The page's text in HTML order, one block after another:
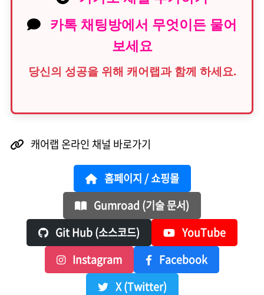
카톡 채팅방에서 무엇이든 물어
보세요
당신의 성공을 위해 캐어랩과 함께 하세요.
캐어랩 온라인 채널 바로가기
홈페이지 / 쇼핑몰
Gumroad (기술 문서)
Git Hub (소스코드)
YouTube
Instagram
Facebook
X (Twitter)